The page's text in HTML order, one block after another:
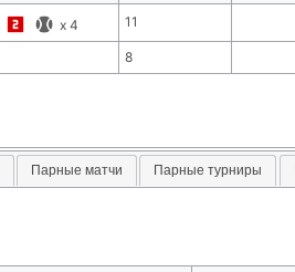
x 4 11
8
Парные матчи Парные турниры